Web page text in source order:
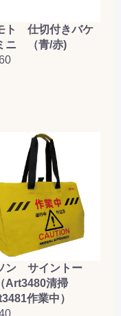
ト 仕切付きバケ
ニ （青/赤)
ン サイントー
Art3480清掃
作業中）